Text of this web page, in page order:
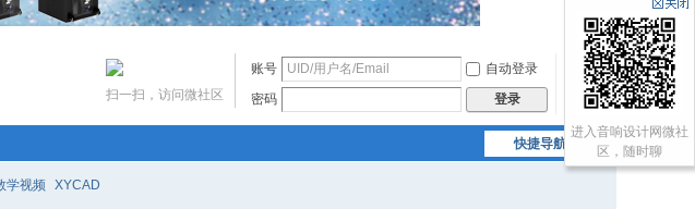
账号 自动登录
找回密码
密码
登录 注册
扫一扫，访问微社区
快捷导航
学视频 XYCAD
进入音响设计网微社
区，随时聊